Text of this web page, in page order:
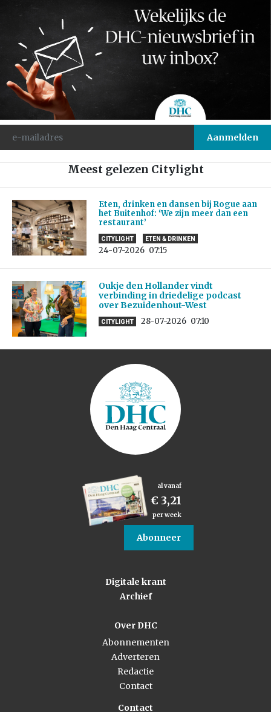
Meest gelezen Citylight
Eten, drinken en dansen bij Rogue aan
het Buitenhof: ‘We zijn meer dan een
restaurant’
CITYLIGHT ETEN & DRINKEN
24-07-2026 07:15
Oukje den Hollander vindt
verbinding in driedelige podcast
over Bezuidenhout-West
CITYLIGHT 28-07-2026 07:10
al vanaf
€ 3,21
per week
Abonneer
Digitale krant
Archief
Over DHC
Abonnementen
Adverteren
Redactie
Contact
Contact